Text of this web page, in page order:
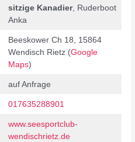
sitzige Kanadier, Ruderboot
Anka
Beeskower Ch 18, 15864
Wendisch Rietz (Google
Maps)
auf Anfrage
017635288901
www.seesportclub-
wendischrietz.de